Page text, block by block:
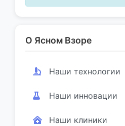
О Ясном Взоре
Наши технологии
Наши инновации
Наши клиники